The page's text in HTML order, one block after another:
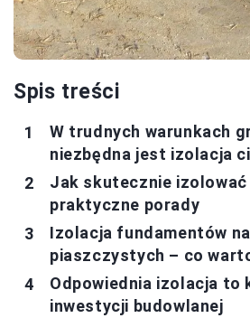
Spis treści
W trudnych warunkach
niezbędna jest izolacja
Jak skutecznie
praktyczne porady
Izolacja fundamentów
piaszczystych – co
Odpowiednia izolacja to
inwestycji budowlanej